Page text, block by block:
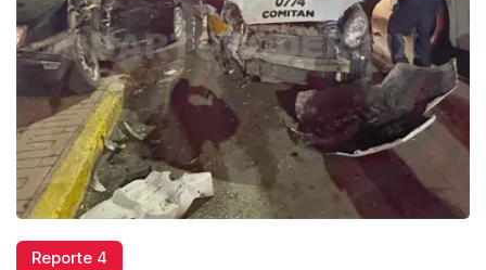
Reporte 4